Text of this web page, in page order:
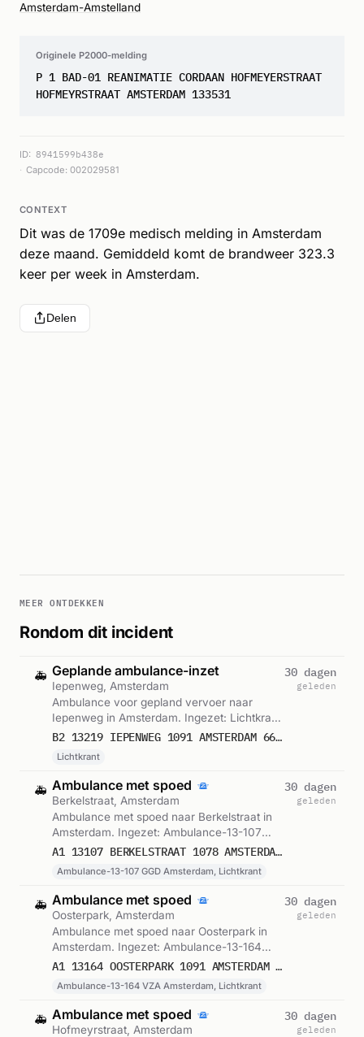
Amsterdam-Amstelland
Originele P2000-melding
P 1 BAD-01 REANIMATIE CORDAAN HOFMEYERSTRAAT
HOFMEYRSTRAAT AMSTERDAM 133531
ID: 8941599b438e
Capcode: 002029581
CONTEXT
Dit was de 1709e medisch melding in Amsterdam
deze maand. Gemiddeld komt de brandweer 323.3
keer per week in Amsterdam.
Delen
MEER ONTDEKKEN
Rondom dit incident
🚑 Geplande ambulance-inzet
Iepenweg, Amsterdam
Ambulance voor gepland vervoer naar
Iepenweg in Amsterdam. Ingezet: Lichtkrant.
Gemeld om 17:05.
B2 13219 IEPENWEG 1091 AMSTERDAM 66030
Lichtkrant
30 dagen
geleden
🚑 Ambulance met spoed
Berkelstraat, Amsterdam
Ambulance met spoed naar Berkelstraat in
Amsterdam. Ingezet: Ambulance-13-107
GGD Amsterdam, Lichtkrant. Gemeld om
A1 13107 BERKELSTRAAT 1078 AMSTERDAM 66031
Ambulance-13-107 GGD Amsterdam, Lichtkrant
30 dagen
geleden
🚑 Ambulance met spoed
Oosterpark, Amsterdam
Ambulance met spoed naar Oosterpark in
Amsterdam. Ingezet: Ambulance-13-164
VZA Amsterdam, Lichtkrant. Gemeld om
A1 13164 OOSTERPARK 1091 AMSTERDAM 66034
Ambulance-13-164 VZA Amsterdam, Lichtkrant
30 dagen
geleden
🚑 Ambulance met spoed
Hofmeyrstraat, Amsterdam
30 dagen
geleden